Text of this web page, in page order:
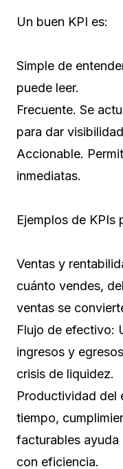
Un buen KPI es:
Simple de
puede leer.
Frecuente. Se
para dar
Accionable.
inmediatas.
Ejemplos de KPIs
Ventas y
cuánto vendes,
ventas se
Flujo de efectivo:
ingresos y
crisis de liquidez.
Productividad del
tiempo,
facturables ayuda
con eficiencia.